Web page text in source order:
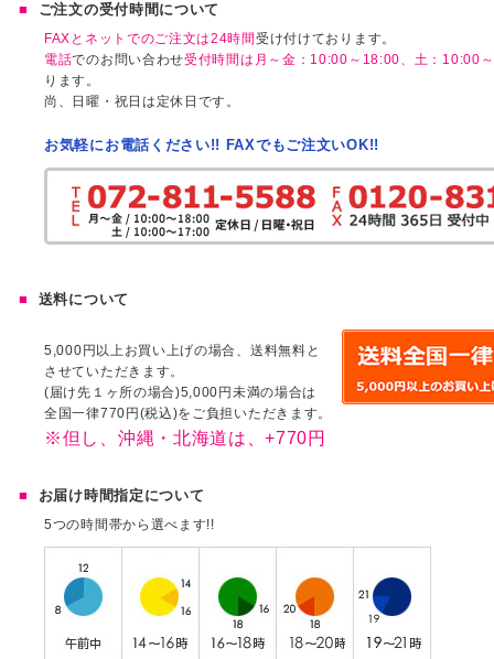
ご注文の受付時間について
FAXとネットでのご注文は24時間受け付けております。
電話でのお問い合わせ受付時間は月～金：10:00～18:00、土：10:00
ります。
尚、日曜・祝日は定休日です。
お気軽にお電話ください!! FAXでもご注文いOK!!
送料について
5,000円以上お買い上げの場合、送料無料と
させていただきます。
(届け先１ヶ所の場合)5,000円未満の場合は
全国一律770円(税込)をご負担いただきます。
※但し、沖縄・北海道は、+770円
お届け時間指定について
5つの時間帯から選べます!!